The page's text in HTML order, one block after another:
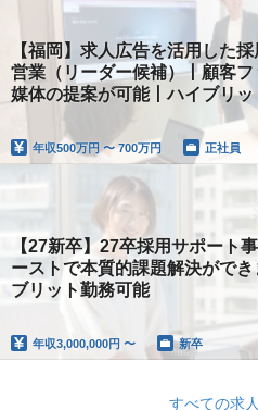
【福岡】求人広告を活用した
営業（リーダー候補）丨顧客
媒体の提案が可能丨ハイブリッ
年収500万円 〜 700万円 正社員
【27新卒】27卒採用サポート
ーストで本質的課題解決がで
ブリット勤務可能
年収3,000,000円 〜 新卒
すべての求